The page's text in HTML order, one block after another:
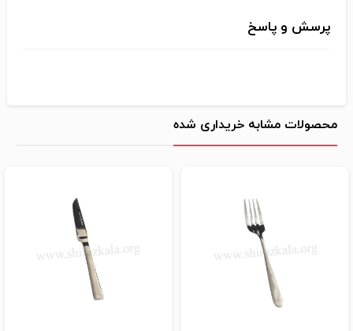
پرسش و پاسخ
محصولات مشابه خریداری شده